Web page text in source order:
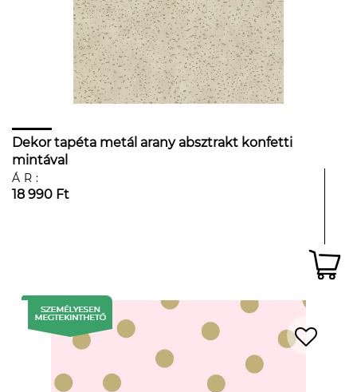
Dekor tapéta metál arany absztrakt konfetti
mintával
ÁR:
18 990 Ft